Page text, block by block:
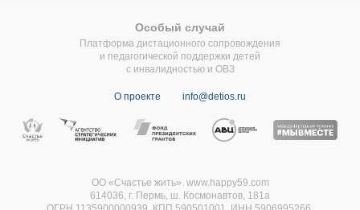
Особый случай
Платформа дистационного сопровождения
и педагогической поддержки детей
с инвалидностью и ОВЗ
О проекте info@detios.ru
ОО «Счастье жить». www.happy59.com
614036, г. Пермь, ш. Космонавтов, 181а